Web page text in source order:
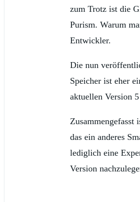
zum Trotz ist die
Purism. Warum
Entwickler.
Die nun
Speicher ist eher
aktuellen Version
Zusammengefasst
das ein anderes
lediglich eine
Version